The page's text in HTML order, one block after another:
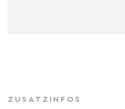
ZUSATZINFOS